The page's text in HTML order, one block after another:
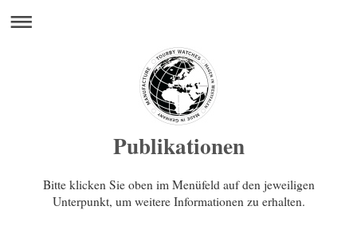
Publikationen
Bitte klicken Sie oben im Menüfeld auf den jeweiligen
Unterpunkt, um weitere Informationen zu erhalten.